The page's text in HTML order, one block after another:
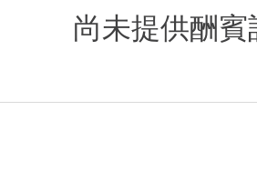
尚未提供酬賓